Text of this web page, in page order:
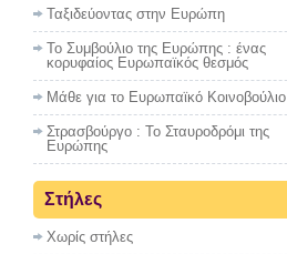
Ταξιδεύοντας στην Ευρώπη
Το Συμβούλιο της Ευρώπης : ένας
κορυφαίος Ευρωπαϊκός θεσμός
Μάθε για το Ευρωπαϊκό Κοινοβούλιο
Στρασβούργο : To Σταυροδρόμι της
Ευρώπης
Στήλες
Χωρίς στήλες